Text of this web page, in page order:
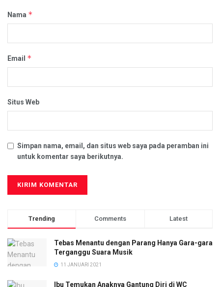
Nama *
Email *
Situs Web
Simpan nama, email, dan situs web saya pada peramban ini
untuk komentar saya berikutnya.
Trending Comments Latest
Tebas Menantu dengan Parang Hanya Gara-gara
Terganggu Suara Musik
11 JANUARI 2021
Ibu Temukan Anaknya Gantung Diri di WC